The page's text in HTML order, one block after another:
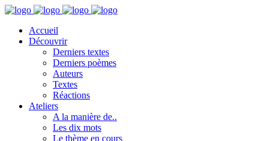
Accueil
Découvrir
Derniers textes
Derniers poèmes
Auteurs
Textes
Réactions
Ateliers
A la manière de..
Les dix mots
Le thème en cours